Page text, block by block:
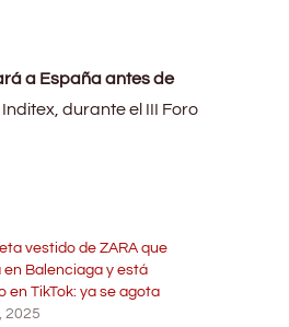
a España antes de
durante el III Foro
vestido de ZARA que
en Balenciaga y está
en TikTok: ya se agota
2025